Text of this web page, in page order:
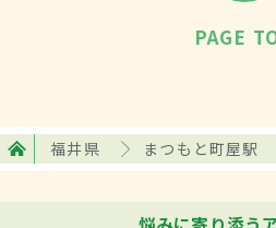
PAGE
福井県 まつもと町屋駅